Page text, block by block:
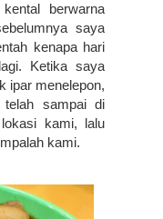
berwarna
saya
kenapa hari
Ketika saya
ipar menelepon,
telah sampai di
kami, lalu
kami.